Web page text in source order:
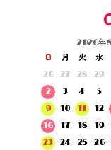
2026年
日 月 火 水
26
27 28 29
2
3 4 5
9
10 11 12
16
17 18 19
23
24 25 26